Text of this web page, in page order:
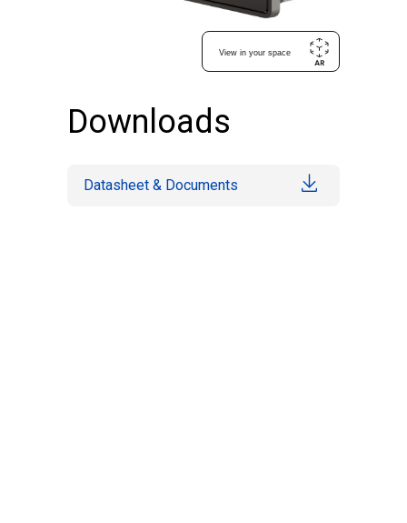
Downloads
Datasheet & Documents